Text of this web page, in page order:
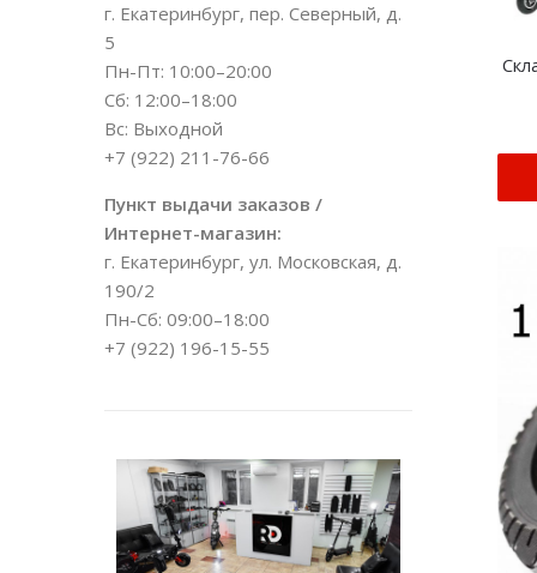
г. Екатеринбург, пер. Северный, д.
5
Пн-Пт: 10:00–20:00
Сб: 12:00–18:00
Вс: Выходной
+7 (922) 211-76-66
Пункт выдачи заказов /
Интернет-магазин:
г. Екатеринбург, ул. Московская, д.
190/2
Пн-Сб: 09:00–18:00
+7 (922) 196-15-55